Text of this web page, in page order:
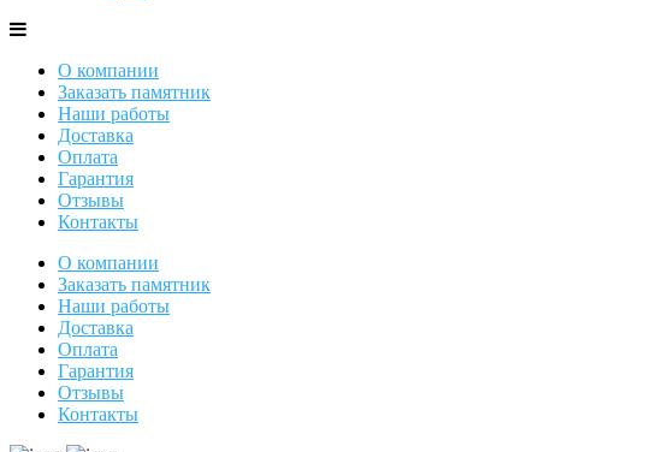
О компании
Заказать памятник
Наши работы
Доставка
Оплата
Гарантия
Отзывы
Контакты
О компании
Заказать памятник
Наши работы
Доставка
Оплата
Гарантия
Отзывы
Контакты